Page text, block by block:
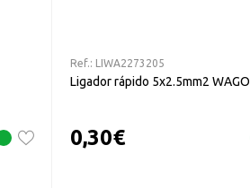
Ref.: LIWA2273205
Ligador rápido 5x2.5mm2 WAGO
0,30€